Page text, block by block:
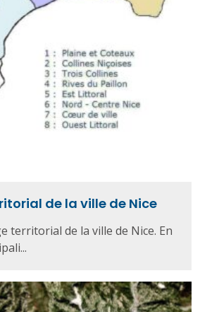
de la ville de Nice
territorial de la ville de Nice. En